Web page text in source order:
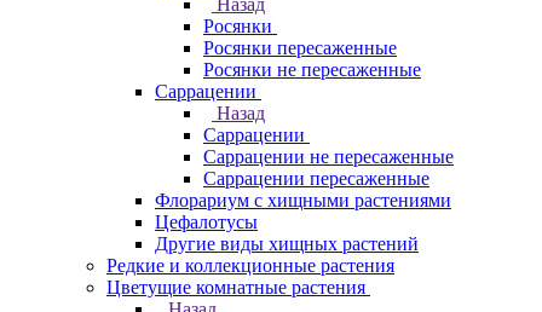
Назад
Росянки
Росянки пересаженные
Росянки не пересаженные
Саррацении
Назад
Саррацении
Саррацении не пересаженные
Саррацении пересаженные
Флорариум с хищными растениями
Цефалотусы
Другие виды хищных растений
Редкие и коллекционные растения
Цветущие комнатные растения